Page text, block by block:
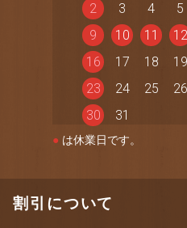
2
3 4 5
9
10 11 12
16
17 18 19
23
24 25 26
30
31
● は休業日です。
割引について